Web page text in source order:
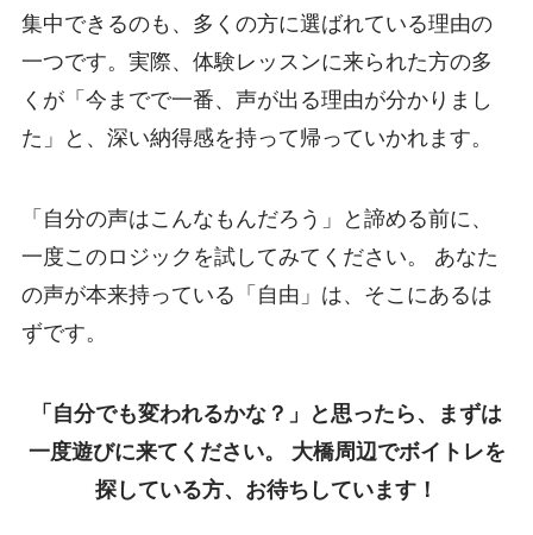
集中できるのも、多くの方に選ばれている理由の
一つです。実際、体験レッスンに来られた方の多
くが「今までで一番、声が出る理由が分かりまし
た」と、深い納得感を持って帰っていかれます。
「自分の声はこんなもんだろう」と諦める前に、
一度このロジックを試してみてください。 あなた
の声が本来持っている「自由」は、そこにあるは
ずです。
「自分でも変われるかな？」と思ったら、まずは
一度遊びに来てください。 大橋周辺でボイトレを
探している方、お待ちしています！